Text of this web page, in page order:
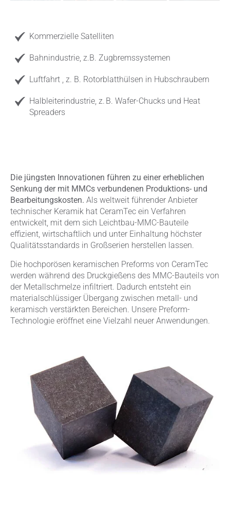
Kommerzielle Satelliten
Bahnindustrie, z.B. Zugbremssystemen
Luftfahrt , z. B. Rotorblatthülsen in Hubschraubern
Halbleiterindustrie, z. B. Wafer-Chucks und Heat
Spreaders
Die jüngsten Innovationen führen zu einer erheblichen
Senkung der mit MMCs verbundenen Produktions- und
Bearbeitungskosten. Als weltweit führender Anbieter
technischer Keramik hat CeramTec ein Verfahren
entwickelt, mit dem sich Leichtbau-MMC-Bauteile
effizient, wirtschaftlich und unter Einhaltung höchster
Qualitätsstandards in Großserien herstellen lassen.
Die hochporösen keramischen Preforms von CeramTec
werden während des Druckgießens des MMC-Bauteils von
der Metallschmelze infiltriert. Dadurch entsteht ein
materialschlüssiger Übergang zwischen metall- und
keramisch verstärkten Bereichen. Unsere Preform-
Technologie eröffnet eine Vielzahl neuer Anwendungen.